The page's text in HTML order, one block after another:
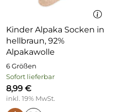
Kinder Alpaka Socken in
hellbraun, 92%
Alpakawolle
6 Größen
Sofort lieferbar
8,99 €
inkl. 19% MwSt.